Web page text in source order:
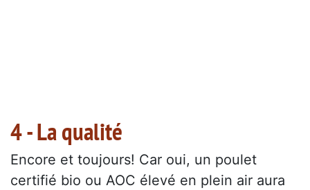
4 - La qualité
Encore et toujours! Car oui, un poulet
certifié bio ou AOC élevé en plein air aura